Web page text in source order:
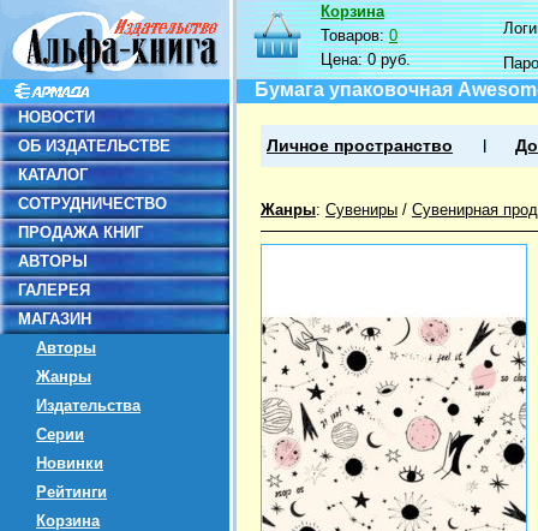
НОВОСТИ
ОБ ИЗДАТЕЛЬСТВЕ
КАТАЛОГ
СОТРУДНИЧЕСТВО
ПРОДАЖА КНИГ
АВТОРЫ
ГАЛЕРЕЯ
МАГАЗИН
Авторы
Жанры
Издательства
Серии
Новинки
Рейтинги
Корзина
Корзина
Товаров:0
Цена:0 руб.
Бумага упаковочная
Личное пространство
Жанры: Сувениры / Сувенирная